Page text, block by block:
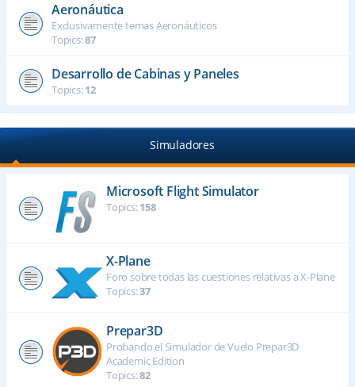
Aeronáutica
Exclusivamente temas Aeronáuticos
Topics:87
Desarrollo de Cabinas y Paneles
Topics:12
Simuladores
Microsoft Flight Simulator
Topics:158
X-Plane
Foro sobre todas las cuestiones relativas a X-Plane
Topics:37
Prepar3D
Probando el Simulador de Vuelo Prepar3D
Academic Edition
Topics:82